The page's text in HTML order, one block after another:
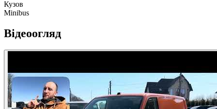
Кузов
Minibus
Відеоогляд